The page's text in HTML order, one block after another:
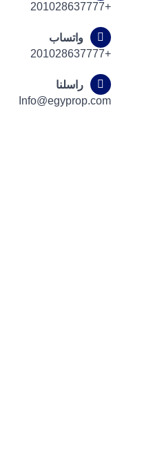
+201028637777
واتساب
+201028637777
راسلنا
Info@egyprop.com